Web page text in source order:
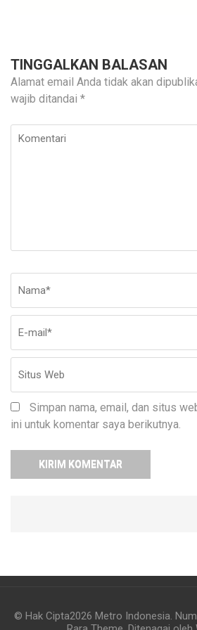
TINGGALKAN BALASAN
Alamat email Anda tidak akan
wajib ditandai *
Komentari
Simpan nama, email, dan situs
ini untuk komentar saya berikutnya.
© Hak Cipta2026 Metro Indonesia.